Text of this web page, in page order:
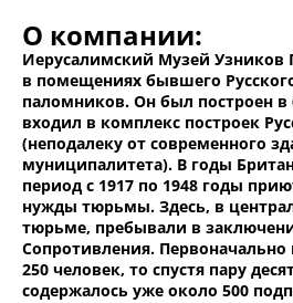
О компании:
Иерусалимский Музей Узников
в помещениях бывшего
паломников. Он был построен в
входил в комплекс построек
(неподалеку от современного
муниципалитета). В годы
период с 1917 по 1948 годы
нужды тюрьмы. Здесь, в
тюрьме, пребывали в
Сопротивления. Первоначально
250 человек, то спустя пару
содержалось уже около 500